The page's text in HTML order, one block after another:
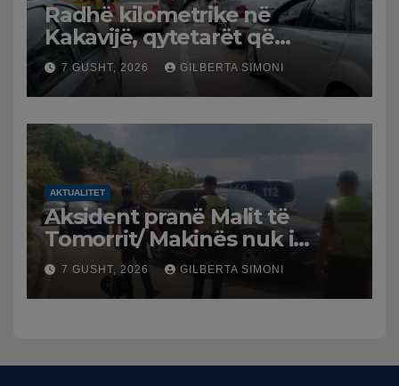
Radhë kilometrike në
Kakavijë, qytetarët që
kthehen në Shqipëri
bllokohen në temperatura të
larta, pala greke punon me
ritme të ngadalta
7 GUSHT, 2026 GILBERTA SIMONI
AKTUALITET
Aksident pranë Malit të
Tomorrit/ Makinës nuk i
punuan frenat dhe doli nga
rruga, plagosen 7 persona,
dy në gjendje të rëndë te
7 GUSHT, 2026 GILBERTA SIMONI